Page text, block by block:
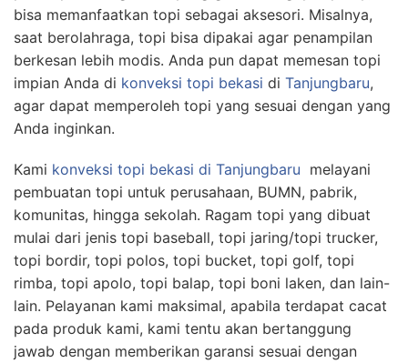
bisa memanfaatkan topi sebagai aksesori. Misalnya,
saat berolahraga, topi bisa dipakai agar penampilan
berkesan lebih modis. Anda pun dapat memesan topi
impian Anda di konveksi topi bekasi di Tanjungbaru,
agar dapat memperoleh topi yang sesuai dengan yang
Anda inginkan.
Kami konveksi topi bekasi di Tanjungbaru melayani
pembuatan topi untuk perusahaan, BUMN, pabrik,
komunitas, hingga sekolah. Ragam topi yang dibuat
mulai dari jenis topi baseball, topi jaring/topi trucker,
topi bordir, topi polos, topi bucket, topi golf, topi
rimba, topi apolo, topi balap, topi boni laken, dan lain-
lain. Pelayanan kami maksimal, apabila terdapat cacat
pada produk kami, kami tentu akan bertanggung
jawab dengan memberikan garansi sesuai dengan